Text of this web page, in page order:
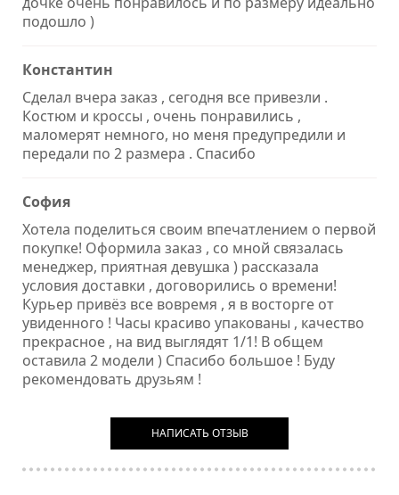
подошло )
Константин
Сделал вчера заказ , сегодня все привезли .
Костюм и кроссы , очень понравились ,
маломерят немного, но меня предупредили и
передали по 2 размера . Спасибо
София
Хотела поделиться своим впечатлением о первой
покупке! Оформила заказ , со мной связалась
менеджер, приятная девушка ) рассказала
условия доставки , договорились о времени!
Курьер привёз все вовремя , я в восторге от
увиденного ! Часы красиво упакованы , качество
прекрасное , на вид выглядят 1/1! В общем
оставила 2 модели ) Спасибо большое ! Буду
рекомендовать друзьям !
НАПИСАТЬ ОТЗЫВ